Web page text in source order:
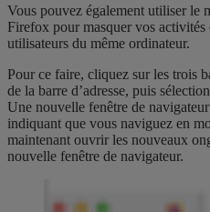
Vous pouvez également utiliser le
Firefox pour masquer vos
utilisateurs du même ordinateur.
Pour ce faire, cliquez sur les trois
de la barre d’adresse, puis
Une nouvelle fenêtre de
indiquant que vous naviguez en
maintenant ouvrir les nouveaux
nouvelle fenêtre de navigateur.